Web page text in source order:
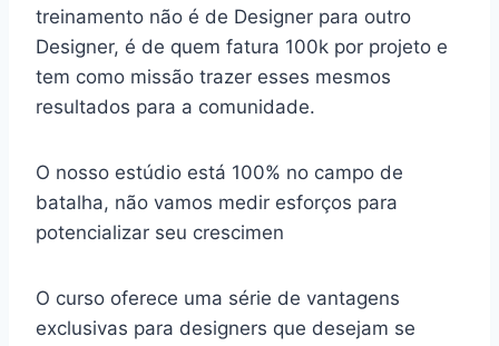
treinamento não é de Designer para outro
Designer, é de quem fatura 100k por projeto e
tem como missão trazer esses mesmos
resultados para a comunidade.
O nosso estúdio está 100% no campo de
batalha, não vamos medir esforços para
potencializar seu crescimen
O curso oferece uma série de vantagens
exclusivas para designers que desejam se